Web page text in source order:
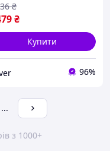
₴
₴
Купити
96%
...
з 1000+